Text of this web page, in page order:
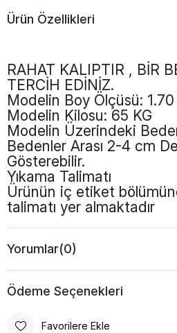
Ürün Özellikleri
RAHAT KALIPTIR , BİR
TERCİH EDİNİZ.
Modelin Boy Ölçüsü:
Modelin Kilosu: 65 KG
Modelin Üzerindeki
Bedenler Arası 2-4 cm
Gösterebilir.
Yıkama Talimatı
Ürünün iç etiket
talimatı yer almaktadır
Boy
Yorumlar(0)
Ödeme Seçenekleri
Favorilere Ekle